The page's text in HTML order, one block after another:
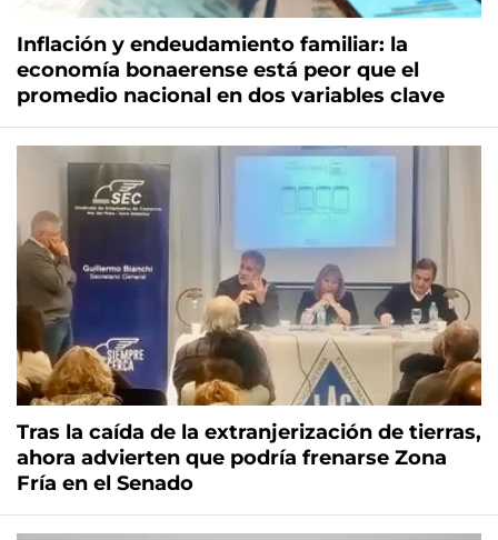
Inflación y endeudamiento familiar: la
economía bonaerense está peor que el
promedio nacional en dos variables clave
Tras la caída de la extranjerización de tierras,
ahora advierten que podría frenarse Zona
Fría en el Senado